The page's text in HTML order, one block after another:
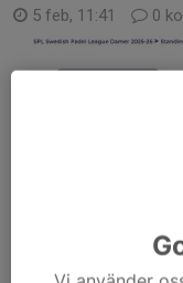
5 feb, 11:41 0
4 av 5 sammandrag